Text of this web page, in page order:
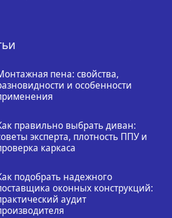
пена: свойства,
и особенности
правильно выбрать диван:
эксперта, плотность ППУ и
каркаса
подобрать надежного
оконных конструкций:
аудит